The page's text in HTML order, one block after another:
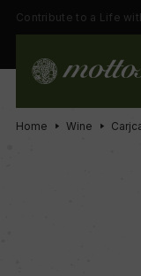
Contribute to a Life
Home Wine